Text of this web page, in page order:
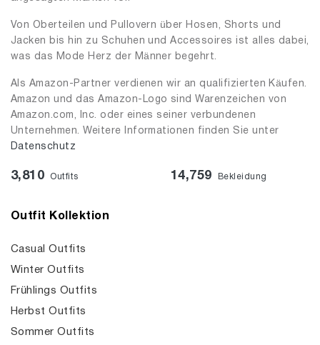
Von Oberteilen und Pullovern über Hosen, Shorts und
Jacken bis hin zu Schuhen und Accessoires ist alles dabei,
was das Mode Herz der Männer begehrt.
Als Amazon-Partner verdienen wir an qualifizierten Käufen.
Amazon und das Amazon-Logo sind Warenzeichen von
Amazon.com, Inc. oder eines seiner verbundenen
Unternehmen. Weitere Informationen finden Sie unter
Datenschutz
3,810 Outfits 14,759 Bekleidung
Outfit Kollektion
Casual Outfits
Winter Outfits
Frühlings Outfits
Herbst Outfits
Sommer Outfits